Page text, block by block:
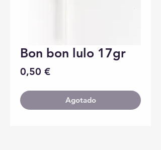
Bon bon lulo 17gr
0,50 €Precio
Agotado